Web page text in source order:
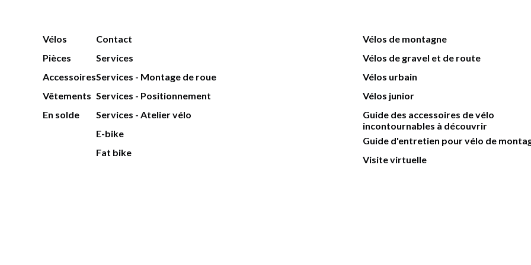
Vélos
Pièces
Accessoires
Vêtements
En solde
Contact
Services
Services - Montage de roue
Services - Positionnement
Services - Atelier vélo
E-bike
Fat bike
Vélos de montagne
Vélos de gravel et de route
Vélos urbain
Vélos junior
Guide des accessoires de vélo
incontournables à découvrir
Guide d'entretien pour vélo de
Visite virtuelle